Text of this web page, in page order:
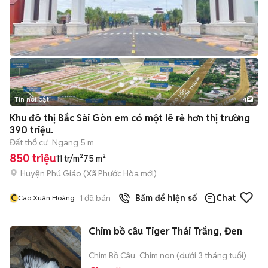
Tin nổi bật 4
Khu đô thị Bắc Sài Gòn em có một lê rẻ hơn thị trường
390 triệu.
Đất thổ cư Ngang 5 m
850 triệu11 tr/m²75 m²
Huyện Phú Giáo (Xã Phước Hòa mới)
CCao Xuân Hoàng 1 đã bán Bấm để hiện số Chat
Chim bồ câu Tiger Thái Trắng, Đen
Chim Bồ Câu Chim non (dưới 3 tháng tuổi)